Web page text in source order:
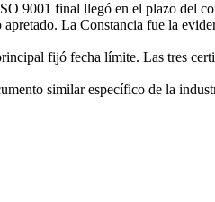
9001 final llegó en el plazo del
La Constancia fue la
fijó fecha límite. Las tres
similar específico de la